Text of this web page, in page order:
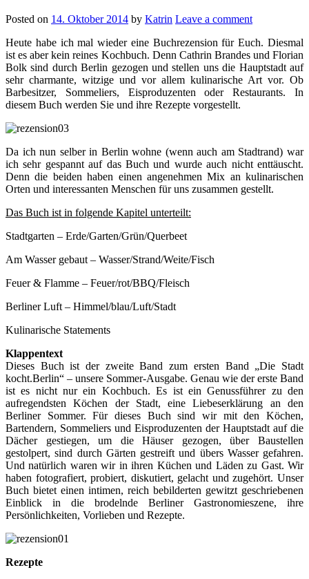
Posted on 14. Oktober 2014 by Katrin Leave a comment
Heute habe ich mal wieder eine Buchrezension für Euch. Diesmal
ist es aber kein reines Kochbuch. Denn Cathrin Brandes und Florian
Bolk sind durch Berlin gezogen und stellen uns die Hauptstadt auf
sehr charmante, witzige und vor allem kulinarische Art vor. Ob
Barbesitzer, Sommeliers, Eisproduzenten oder Restaurants. In
diesem Buch werden Sie und ihre Rezepte vorgestellt.
Da ich nun selber in Berlin wohne (wenn auch am Stadtrand) war
ich sehr gespannt auf das Buch und wurde auch nicht enttäuscht.
Denn die beiden haben einen angenehmen Mix an kulinarischen
Orten und interessanten Menschen für uns zusammen gestellt.
Das Buch ist in folgende Kapitel unterteilt:
Stadtgarten – Erde/Garten/Grün/Querbeet
Am Wasser gebaut – Wasser/Strand/Weite/Fisch
Feuer & Flamme – Feuer/rot/BBQ/Fleisch
Berliner Luft – Himmel/blau/Luft/Stadt
Kulinarische Statements
Klappentext
Dieses Buch ist der zweite Band zum ersten Band „Die Stadt
kocht.Berlin“ – unsere Sommer-Ausgabe. Genau wie der erste Band
ist es nicht nur ein Kochbuch. Es ist ein Genussführer zu den
aufregendsten Köchen der Stadt, eine Liebeserklärung an den
Berliner Sommer. Für dieses Buch sind wir mit den Köchen,
Bartendern, Sommeliers und Eisproduzenten der Hauptstadt auf die
Dächer gestiegen, um die Häuser gezogen, über Baustellen
gestolpert, sind durch Gärten gestreift und übers Wasser gefahren.
Und natürlich waren wir in ihren Küchen und Läden zu Gast. Wir
haben fotografiert, probiert, diskutiert, gelacht und zugehört. Unser
Buch bietet einen intimen, reich bebilderten gewitzt geschriebenen
Einblick in die brodelnde Berliner Gastronomieszene, ihre
Persönlichkeiten, Vorlieben und Rezepte.
Rezepte